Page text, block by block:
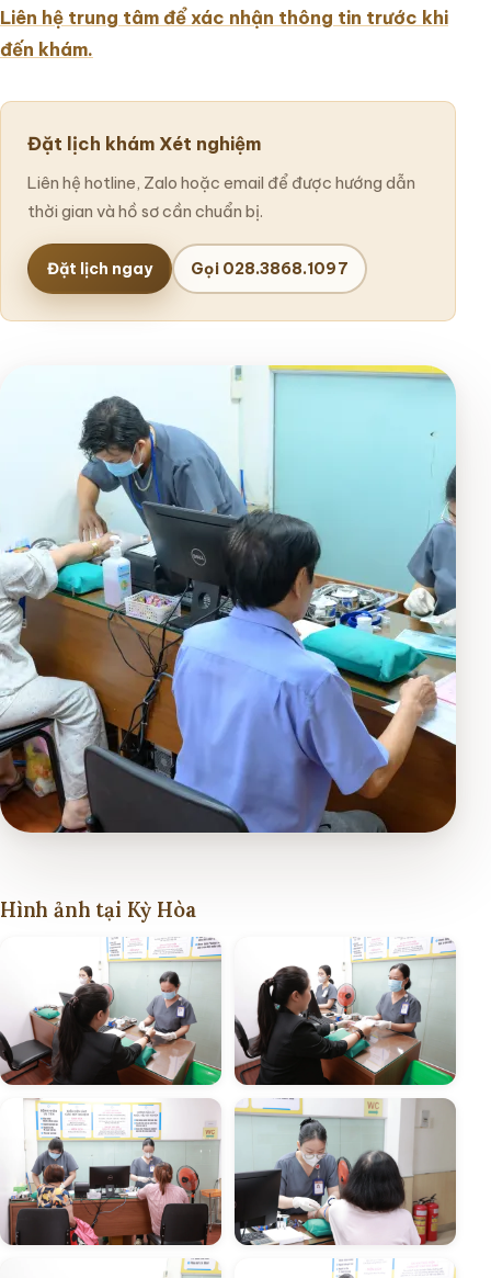
Liên hệ trung tâm để xác nhận thông tin trước khi
đến khám.
Đặt lịch khám Xét nghiệm
Liên hệ hotline, Zalo hoặc email để được hướng dẫn
thời gian và hồ sơ cần chuẩn bị.
Đặt lịch ngay Gọi 028.3868.1097
Hình ảnh tại Kỳ Hòa